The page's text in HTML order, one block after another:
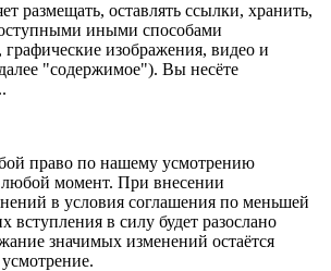
размещать, оставлять ссылки, хранить,
иными способами
изображения, видео и
"содержимое"). Вы несёте
право по нашему усмотрению
любой момент. При внесении
в условия соглашения по меньшей
вступления в силу будет разослано
значимых изменений остаётся